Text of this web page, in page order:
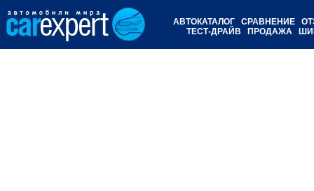
АВТОКАТАЛОГ СРАВНЕНИЕ
ТЕСТ-ДРАЙВ
ПРОДАЖА